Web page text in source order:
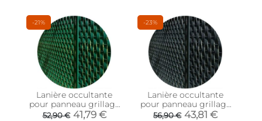
-21%
Lanière occultante
pour panneau grillage
(Vert foncé)
52,90 € 41,79 €
-23%
Lanière occultante
pour panneau grillage
(Gris)
56,90 € 43,81 €